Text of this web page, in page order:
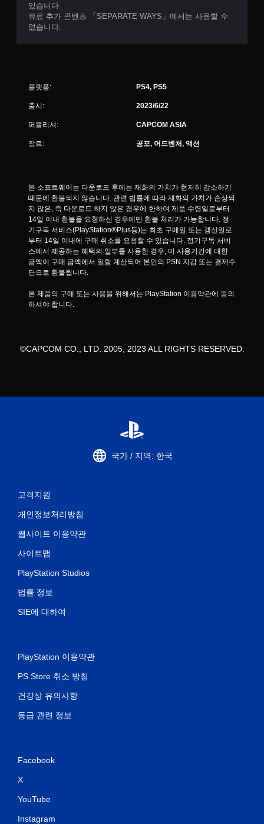
있습니다.
유료 추가 콘텐츠 「SEPARATE WAYS」에서는 사용할 수
없습니다.
플랫폼: PS4, PS5
출시: 2023/6/22
퍼블리셔: CAPCOM ASIA
장르: 공포, 어드벤처, 액션
본 소프트웨어는 다운로드 후에는 재화의 가치가 현저히 감소하기
때문에 환불되지 않습니다. 관련 법률에 따라 재화의 가치가 손상되
지 않은, 즉 다운로드 하지 않은 경우에 한하여 제품 수령일로부터
14일 이내 환불을 요청하신 경우에만 환불 처리가 가능합니다. 정
기구독 서비스(PlayStation®Plus등)는 최초 구매일 또는 갱신일로
부터 14일 이내에 구매 취소를 요청할 수 있습니다. 정기구독 서비
스에서 제공하는 혜택의 일부를 사용한 경우, 미 사용기간에 대한
금액이 구매 금액에서 일할 계산되어 본인의 PSN 지갑 또는 결제수
단으로 환불됩니다.
본 제품의 구매 또는 사용을 위해서는 PlayStation 이용약관에 동의
하셔야 합니다.
©CAPCOM CO., LTD. 2005, 2023 ALL RIGHTS RESERVED.
국가 / 지역: 한국
고객지원
개인정보처리방침
웹사이트 이용약관
사이트맵
PlayStation Studios
법률 정보
SIE에 대하여
PlayStation 이용약관
PS Store 취소 방침
건강상 유의사항
등급 관련 정보
Facebook
X
YouTube
Instagram